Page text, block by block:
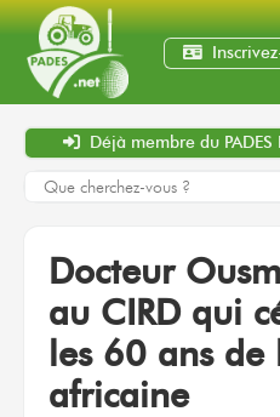
Déjà membre du PADES
Docteur
au CIRD qui
les 60 ans de
africaine